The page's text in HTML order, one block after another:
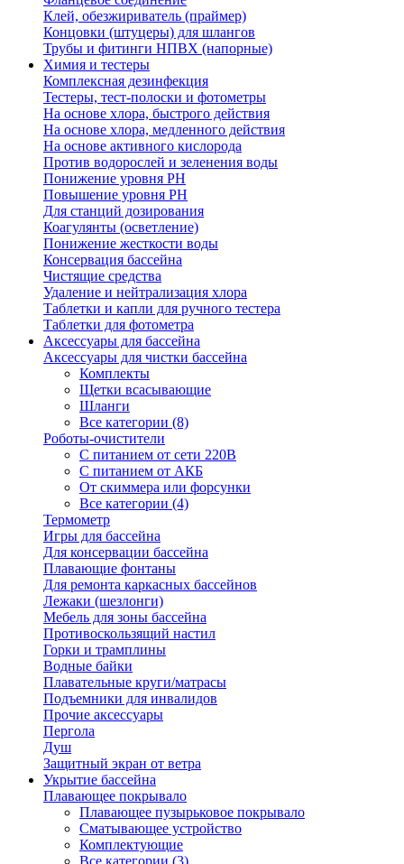
Клей, обезжириватель (праймер)
Концовки (штуцеры) для шлангов
Трубы и фитинги НПВХ (напорные)
Химия и тестеры
Комплексная дезинфекция
Тестеры, тест-полоски и фотометры
На основе хлора, быстрого действия
На основе хлора, медленного действия
На основе активного кислорода
Против водорослей и зеленения воды
Понижение уровня РН
Повышение уровня РН
Для станций дозирования
Коагулянты (осветление)
Понижение жесткости воды
Консервация бассейна
Чистящие средства
Удаление и нейтрализация хлора
Таблетки и капли для ручного тестера
Таблетки для фотометра
Аксессуары для бассейна
Аксессуары для чистки бассейна
Комплекты
Щетки всасывающие
Шланги
Все категории (8)
Роботы-очистители
С питанием от сети 220В
С питанием от АКБ
От скиммера или форсунки
Все категории (4)
Термометр
Игры для бассейна
Для консервации бассейна
Плавающие фонтаны
Для ремонта каркасных бассейнов
Лежаки (шезлонги)
Мебель для зоны бассейна
Противоскользящий настил
Горки и трамплины
Водные байки
Плавательные круги/матрасы
Подъемники для инвалидов
Прочие аксессуары
Пергола
Душ
Защитный экран от ветра
Укрытие бассейна
Плавающее покрывало
Плавающее пузырьковое покрывало
Сматывающее устройство
Комплектующие
Все категории (3)